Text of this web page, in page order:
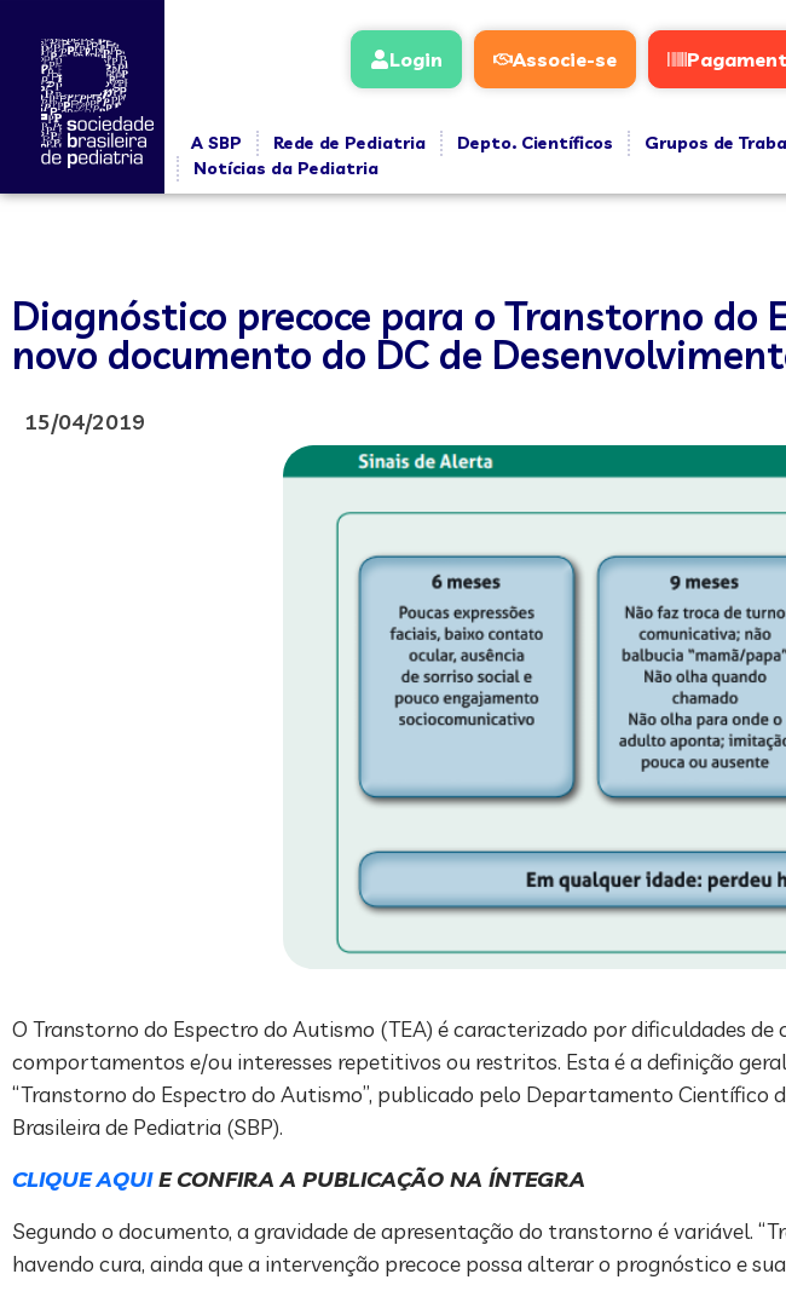
Login Associe-se
A SBP Rede de Pediatria Depto. Científicos Grupos de
Notícias da Pediatria
Diagnóstico precoce para o Transtorno do
novo documento do DC de
15/04/2019
O Transtorno do Espectro do Autismo (TEA) é caracterizado por dificuldades
comportamentos e/ou interesses repetitivos ou restritos. Esta é a definição
“Transtorno do Espectro do Autismo”, publicado pelo Departamento Científico
Brasileira de Pediatria (SBP).
CLIQUE AQUIE CONFIRA A PUBLICAÇÃO NA ÍNTEGRA
Segundo o documento, a gravidade de apresentação do transtorno é variável.
havendo cura, ainda que a intervenção precoce possa alterar o prognóstico e